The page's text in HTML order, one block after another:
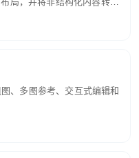
果。
、多图参考、交互式编辑和